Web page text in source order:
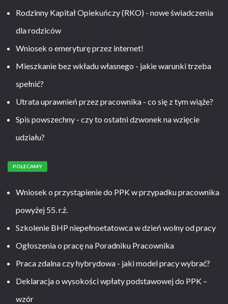
Rodzinny Kapitał Opiekuńczy (RKO) - nowe świadczenia
dla rodziców
Wniosek o emeryturę przez internet!
Mieszkanie bez wkładu własnego - jakie warunki trzeba
spełnić?
Utrata uprawnień przez pracownika - co się z tym wiąże?
Spis powszechny - czy to ostatni dzwonek na wzięcie
udziału?
POLECAMY
Wniosek o przystąpienie do PPK w przypadku pracownika
powyżej 55. r.ż.
Szkolenie BHP niepełnoetatowca w dzień wolny od pracy
Ogłoszenia o pracę na Poradniku Pracownika
Praca zdalna czy hybrydowa - jaki model pracy wybrać?
Deklaracja o wysokości wpłaty podstawowej do PPK –
wzór